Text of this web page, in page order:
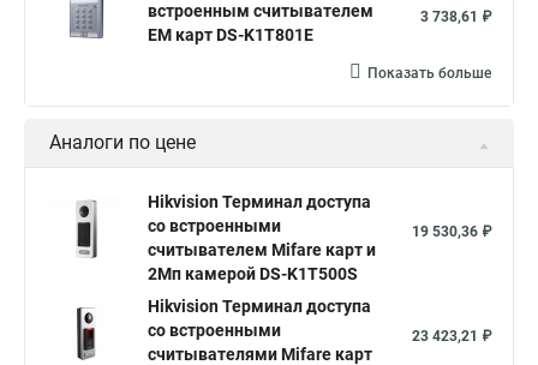
встроенным считывателем
EM карт DS-K1T801E
3 738,61 ₽
Показать больше
Аналоги по цене
Hikvision Терминал доступа
со встроенными
считывателем Mifare карт и
2Мп камерой DS-K1T500S
19 530,36 ₽
Hikvision Терминал доступа
со встроенными
считывателями Mifare карт
23 423,21 ₽